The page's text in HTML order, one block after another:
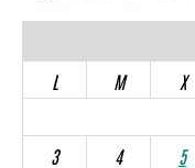
L
M X
3
4 5